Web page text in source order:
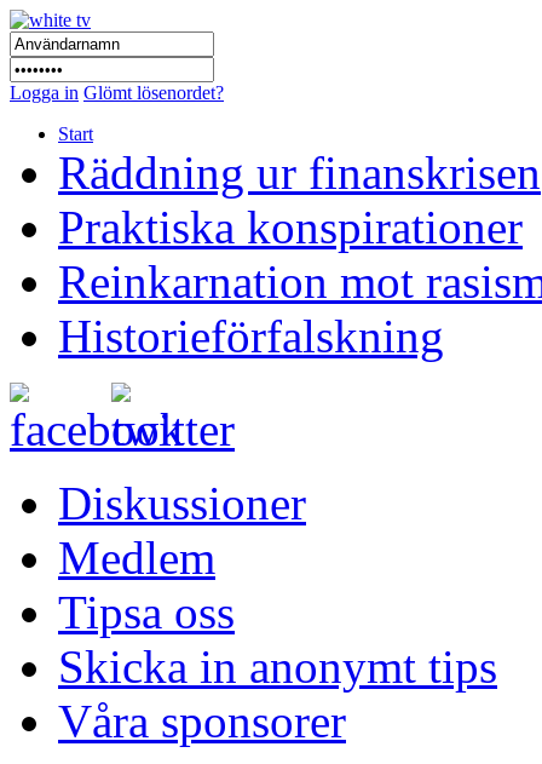
Logga in Glömt lösenordet?
Start
Räddning ur finanskrisen
Praktiska konspirationer
Reinkarnation mot
Historieförfalskning
Diskussioner
Medlem
Tipsa oss
Skicka in anonymt tips
Våra sponsorer